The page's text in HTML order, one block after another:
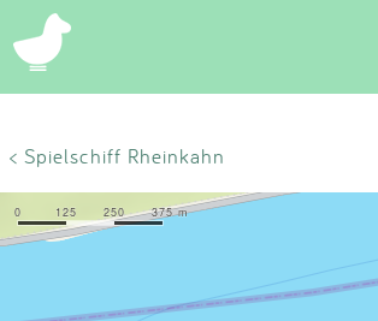
Suchen
Eintragen
App
< Spielschiff Rheinkahn